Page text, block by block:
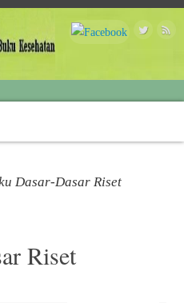
Dasar-Dasar Riset
Riset